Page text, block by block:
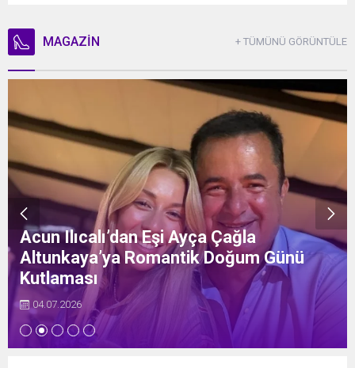
MAGAZİN + TÜMÜNÜ GÖRÜNTÜLE
Acun Ilıcalı’dan Eşi Ayça Çağla
Altunkaya’ya Romantik Doğum Günü
Kutlaması
04.07.2026